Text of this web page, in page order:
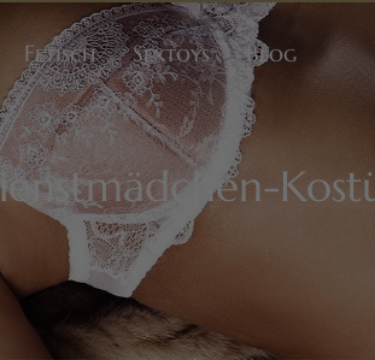
Fetisch Sextoys Blog